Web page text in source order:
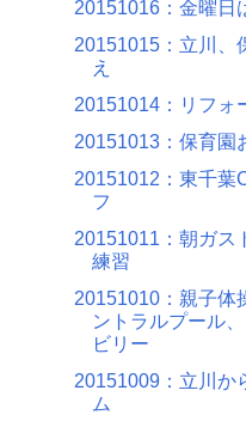
20151016：金曜日
20151015：立川、
え
20151014：リフォ
20151013：保育園
20151012：東千葉
フ
20151011：朝ガス
練習
20151010：親子体
ントラルプール
ビリー
20151009：立川か
ム